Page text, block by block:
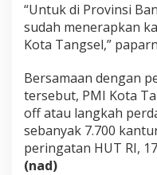
“Untuk di Provinsi
sudah menerapkan
Kota Tangsel,”
Bersamaan dengan
tersebut, PMI Kota
off atau langkah
sebanyak 7.700
peringatan HUT RI,
(nad)